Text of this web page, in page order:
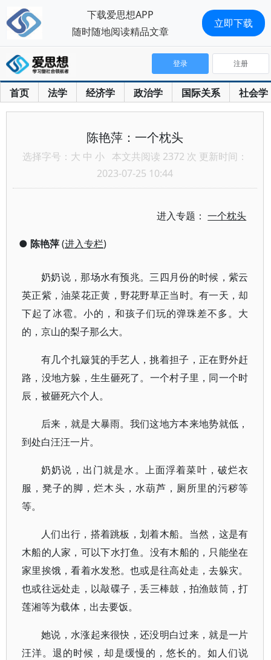
首页 法学 经济学 政治学 国际关系 社会学
登录 注册
陈艳萍：一个枕头
选择字号： 大 中 小 本文共阅读 2372 次 更新时间：
2023-07-25 10:44
进入专题：一个枕头
● 陈艳萍(进入专栏)
奶奶说，那场水有预兆。三四月份的时候，紫云
英正紫，油菜花正黄，野花野草正当时。有一天，却
下起了冰雹。小的，和孩子们玩的弹珠差不多。大
的，京山的梨子那么大。
有几个扎簸箕的手艺人，挑着担子，正在野外赶
路，没地方躲，生生砸死了。一个村子里，同一个时
辰，被砸死六个人。
后来，就是大暴雨。我们这地方本来地势就低，
到处白汪汪一片。
奶奶说，出门就是水。上面浮着菜叶，破烂衣
服，凳子的脚，烂木头，水葫芦，厕所里的污秽等
等。
人们出行，搭着跳板，划着木船。当然，这是有
木船的人家，可以下水打鱼。没有木船的，只能坐在
家里挨饿，看着水发愁。也或是往高处走，去躲灾。
也或往远处走，以敲碟子，丢三棒鼓，拍渔鼓筒，打
莲湘等为载体，出去要饭。
她说，水涨起来很快，还没明白过来，就是一片
汪洋。退的时候，却是缓慢的，悠长的。如人们说
下载爱思想APP
随时随地阅读精品文章
立即下载